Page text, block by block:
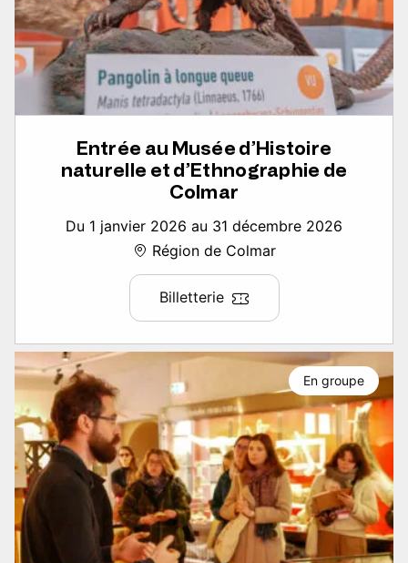
Entrée au Musée d’Histoire
naturelle et d’Ethnographie de
Colmar
Du 1 janvier 2026 au 31 décembre 2026
Région de Colmar
Billetterie
En groupe